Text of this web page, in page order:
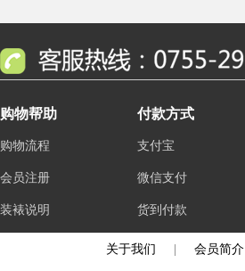
购物帮助
购物流程
会员注册
装裱说明
付款方式
支付宝
微信支付
货到付款
关于我们 会员简介